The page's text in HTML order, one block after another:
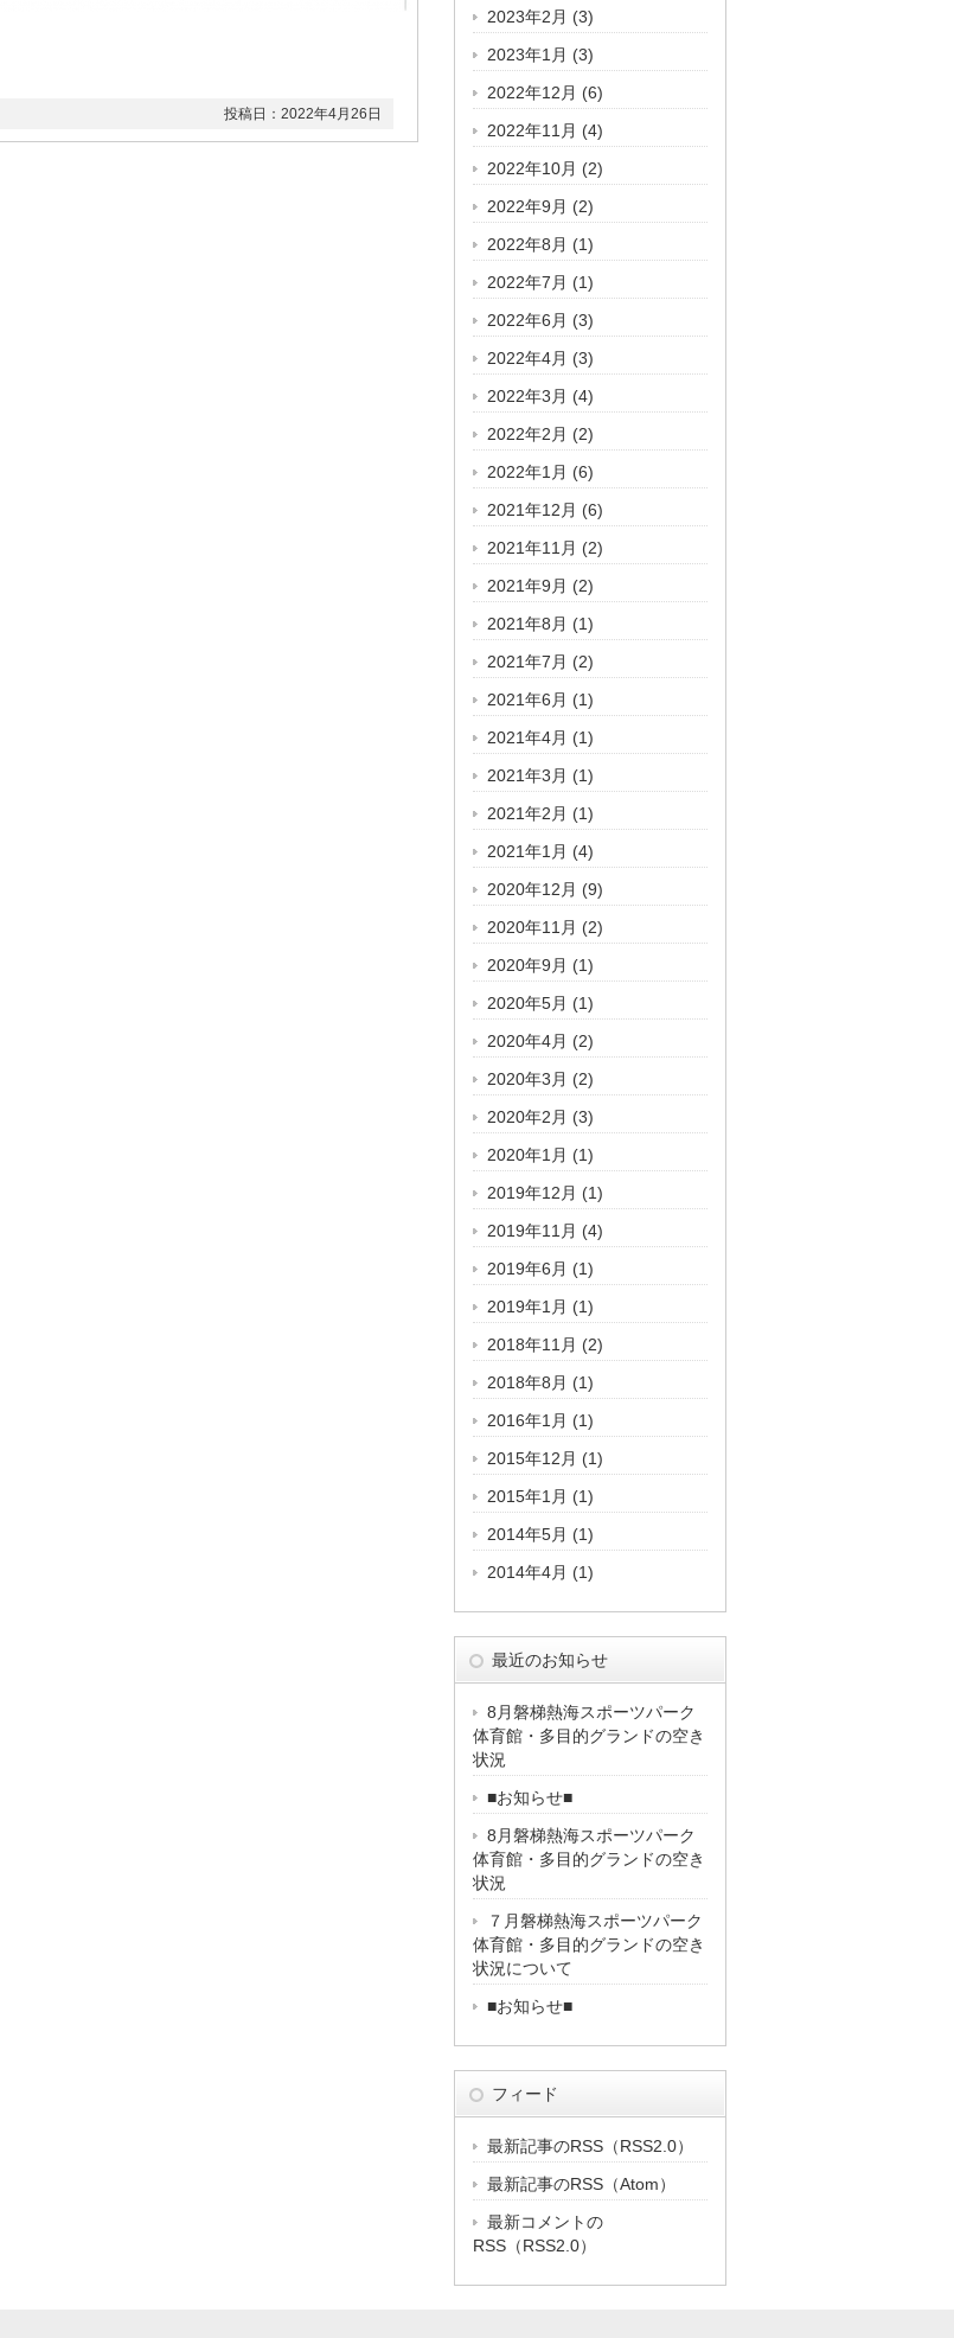
投稿日：2022年4月26日
2023年2月 (3)
2023年1月 (3)
2022年12月 (6)
2022年11月 (4)
2022年10月 (2)
2022年9月 (2)
2022年8月 (1)
2022年7月 (1)
2022年6月 (3)
2022年4月 (3)
2022年3月 (4)
2022年2月 (2)
2022年1月 (6)
2021年12月 (6)
2021年11月 (2)
2021年9月 (2)
2021年8月 (1)
2021年7月 (2)
2021年6月 (1)
2021年4月 (1)
2021年3月 (1)
2021年2月 (1)
2021年1月 (4)
2020年12月 (9)
2020年11月 (2)
2020年9月 (1)
2020年5月 (1)
2020年4月 (2)
2020年3月 (2)
2020年2月 (3)
2020年1月 (1)
2019年12月 (1)
2019年11月 (4)
2019年6月 (1)
2019年1月 (1)
2018年11月 (2)
2018年8月 (1)
2016年1月 (1)
2015年12月 (1)
2015年1月 (1)
2014年5月 (1)
2014年4月 (1)
最近のお知らせ
8月磐梯熱海スポーツパーク
体育館・多目的グランドの空き
状況
■お知らせ■
8月磐梯熱海スポーツパーク
体育館・多目的グランドの空き
状況
７月磐梯熱海スポーツパーク
体育館・多目的グランドの空き
状況について
■お知らせ■
フィード
最新記事のRSS（RSS2.0）
最新記事のRSS（Atom）
最新コメントの
RSS（RSS2.0）